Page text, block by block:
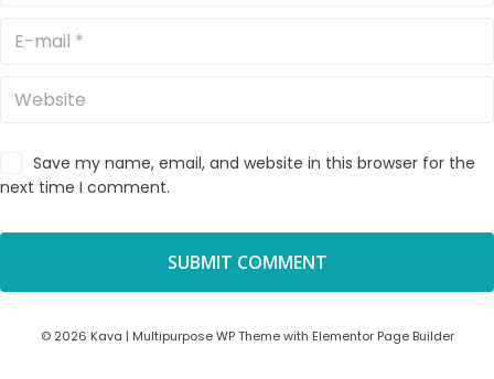
Save my name, email, and website in this browser for the
next time I comment.
© 2026 Kava | Multipurpose WP Theme with Elementor Page Builder